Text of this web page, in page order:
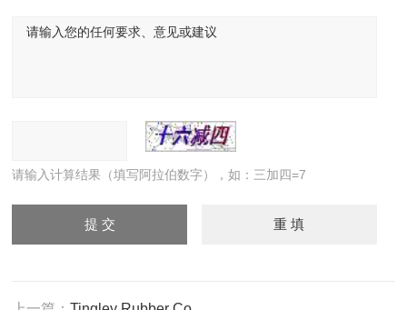
请输入计算结果（填写阿拉伯数字），如：三加四=7